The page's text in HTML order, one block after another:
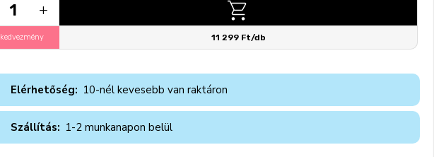
1 +
kedvezmény 11 299 Ft/db
Elérhetőség: 10-nél kevesebb van raktáron
Szállítás: 1-2 munkanapon belül